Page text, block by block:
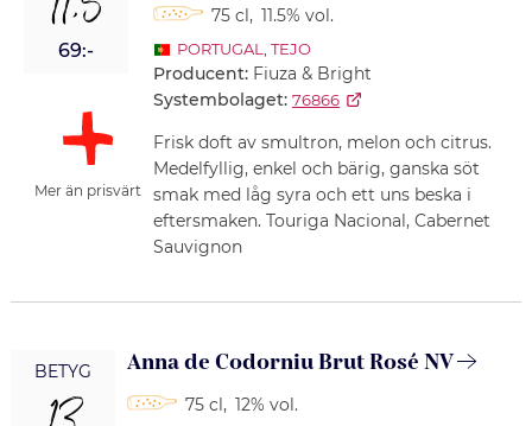
69:-
Mer än prisvärt
75 cl, 11.5% vol.
PORTUGAL TEJO
Producent: Fiuza & Bright
Systembolaget: 76866
Frisk doft av smultron, melon och citrus.
Medelfyllig, enkel och bärig, ganska söt
smak med låg syra och ett uns beska i
eftersmaken. Touriga Nacional, Cabernet
Sauvignon
BETYG Anna de Codorniu Brut Rosé NV
75 cl, 12% vol.